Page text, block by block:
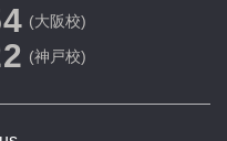
(大阪校)
(神戸校)